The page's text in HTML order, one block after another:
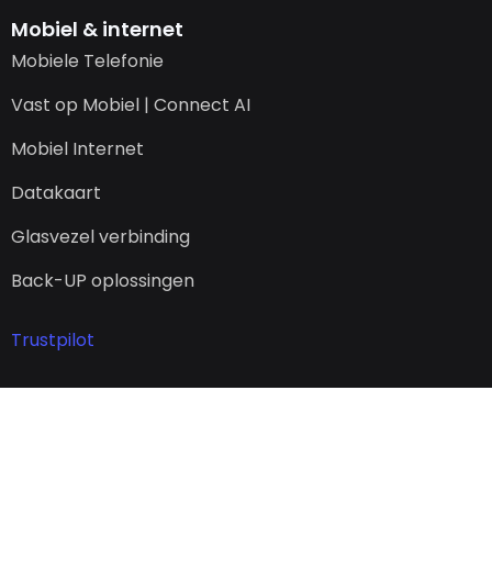
Mobiel & internet
Mobiele Telefonie
Vast op Mobiel | Connect AI
Mobiel Internet
Datakaart
Glasvezel verbinding
Back-UP oplossingen
Trustpilot